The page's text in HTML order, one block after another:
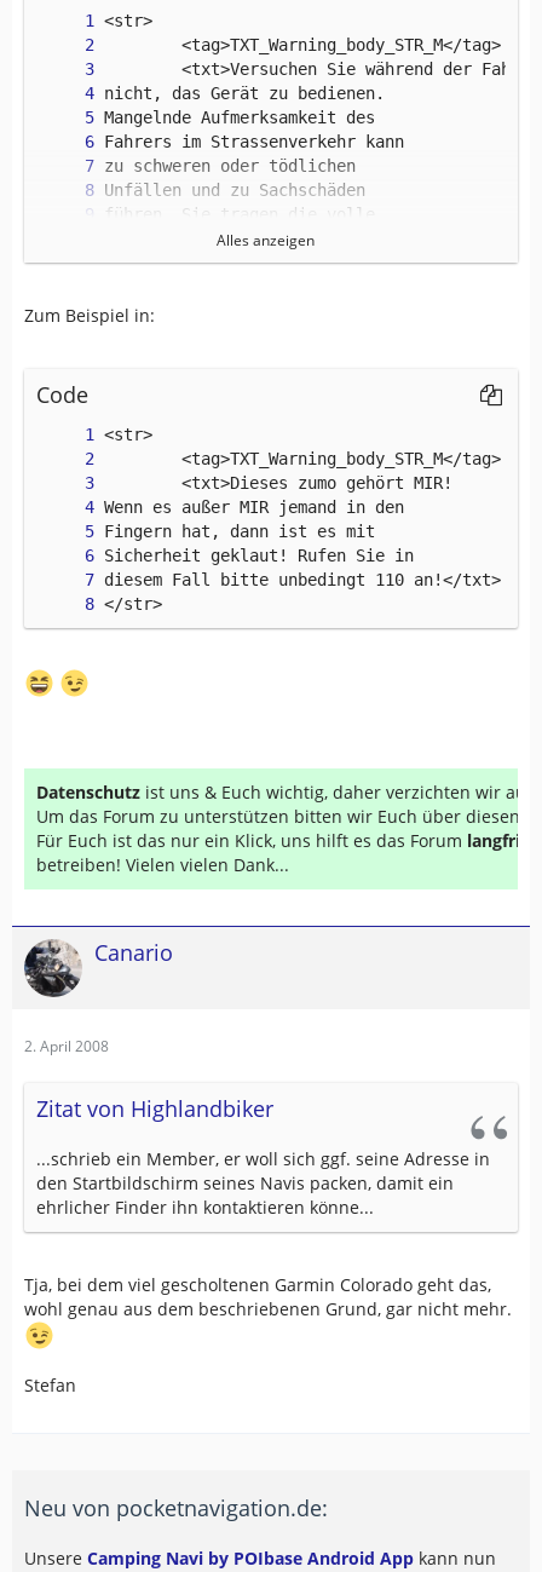
Alles anzeigen
Zum Beispiel in:
Code
</str>
Datenschutz ist uns & Euch wichtig, daher verzichten wir auf
Um das Forum zu unterstützen bitten wir Euch über diesen
Für Euch ist das nur ein Klick, uns hilft es das Forum
betreiben! Vielen vielen Dank...
Canario
2. April 2008
Zitat von Highlandbiker
...schrieb ein Member, er woll sich ggf. seine Adresse in
den Startbildschirm seines Navis packen, damit ein
ehrlicher Finder ihn kontaktieren könne...
Tja, bei dem viel gescholtenen Garmin Colorado geht das,
wohl genau aus dem beschriebenen Grund, gar nicht mehr.
Stefan
Neu von pocketnavigation.de:
Unsere Camping Navi by POIbase Android App kann nun